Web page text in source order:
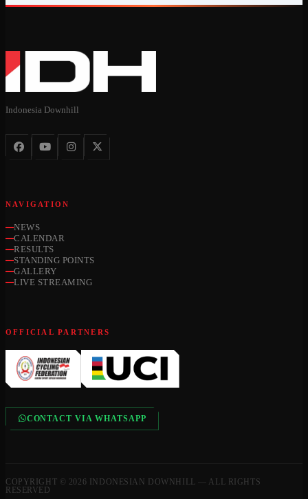
Indonesia Downhill
NAVIGATION
NEWS
CALENDAR
RESULTS
STANDING POINTS
GALLERY
LIVE STREAMING
OFFICIAL PARTNERS
CONTACT VIA WHATSAPP
COPYRIGHT © 2026 INDONESIAN DOWNHILL — ALL RIGHTS
RESERVED